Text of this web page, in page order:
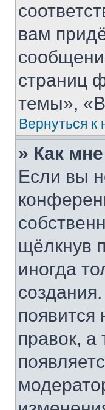
вам
страниц
темы»,
Вернуться к
» Как
Если вы
щёлкнув
иногда
появится
правок, а